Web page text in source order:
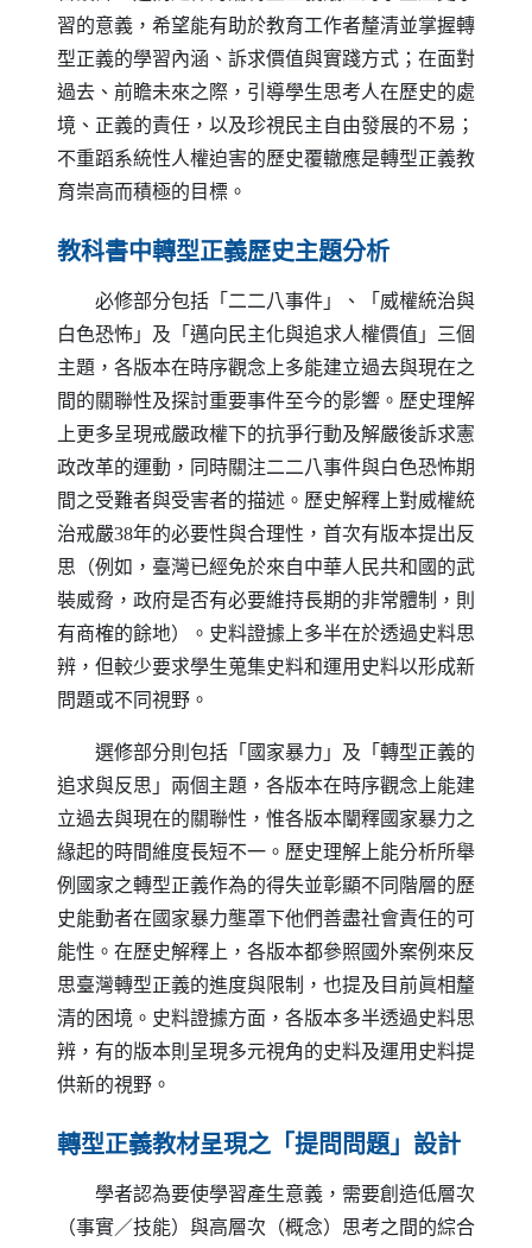
習的意義，希望能有助於教育工作者釐清並掌握轉
型正義的學習內涵、訴求價值與實踐方式；在面對
過去、前瞻未來之際，引導學生思考人在歷史的處
境、正義的責任，以及珍視民主自由發展的不易；
不重蹈系統性人權迫害的歷史覆轍應是轉型正義教
育崇高而積極的目標。
教科書中轉型正義歷史主題分析
必修部分包括「二二八事件」、「威權統治與
白色恐怖」及「邁向民主化與追求人權價值」三個
主題，各版本在時序觀念上多能建立過去與現在之
間的關聯性及探討重要事件至今的影響。歷史理解
上更多呈現戒嚴政權下的抗爭行動及解嚴後訴求憲
政改革的運動，同時關注二二八事件與白色恐怖期
間之受難者與受害者的描述。歷史解釋上對威權統
治戒嚴38年的必要性與合理性，首次有版本提出反
思（例如，臺灣已經免於來自中華人民共和國的武
裝威脅，政府是否有必要維持長期的非常體制，則
有商榷的餘地）。史料證據上多半在於透過史料思
辨，但較少要求學生蒐集史料和運用史料以形成新
問題或不同視野。
選修部分則包括「國家暴力」及「轉型正義的
追求與反思」兩個主題，各版本在時序觀念上能建
立過去與現在的關聯性，惟各版本闡釋國家暴力之
緣起的時間維度長短不一。歷史理解上能分析所舉
例國家之轉型正義作為的得失並彰顯不同階層的歷
史能動者在國家暴力壟罩下他們善盡社會責任的可
能性。在歷史解釋上，各版本都參照國外案例來反
思臺灣轉型正義的進度與限制，也提及目前眞相釐
清的困境。史料證據方面，各版本多半透過史料思
辨，有的版本則呈現多元視角的史料及運用史料提
供新的視野。
轉型正義教材呈現之「提問問題」設計
學者認為要使學習產生意義，需要創造低層次
（事實／技能）與高層次（概念）思考之間的綜合